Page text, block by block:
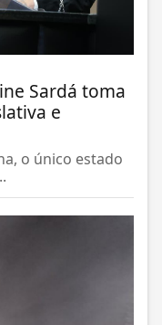
Sardá toma
e
o único estado